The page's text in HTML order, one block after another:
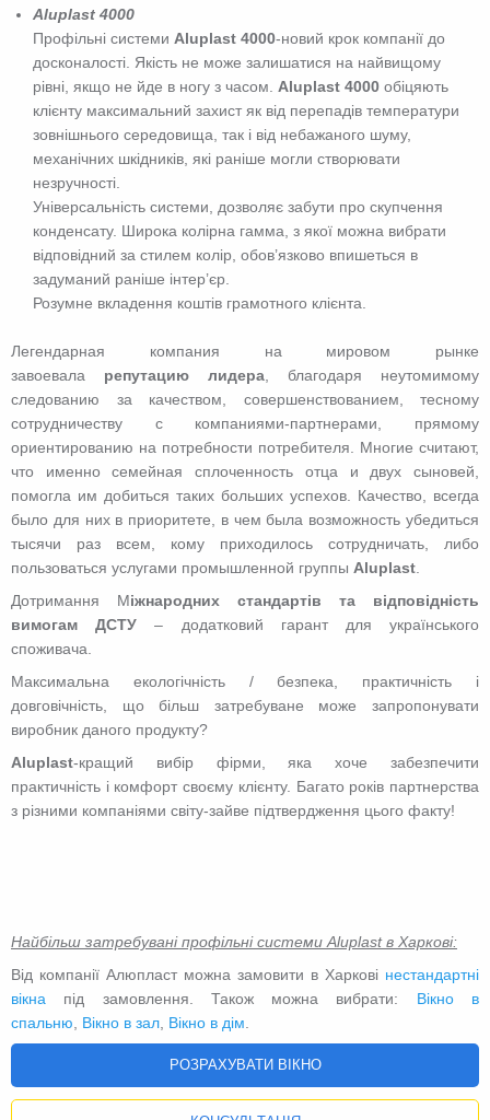
Aluplast 4000
Профільні системи Aluplast 4000-новий крок компанії до
досконалості. Якість не може залишатися на найвищому
рівні, якщо не йде в ногу з часом. Aluplast 4000 обіцяють
клієнту максимальний захист як від перепадів температури
зовнішнього середовища, так і від небажаного шуму,
механічних шкідників, які раніше могли створювати
незручності.
Універсальність системи, дозволяє забути про скупчення
конденсату. Широка колірна гамма, з якої можна вибрати
відповідний за стилем колір, обов’язково впишеться в
задуманий раніше інтер’єр.
Розумне вкладення коштів грамотного клієнта.
Легендарная компания на мировом рынке
завоевала репутацию лидера , благодаря неутомимому
следованию за качеством, совершенствованием, тесному
сотрудничеству с компаниями-партнерами, прямому
ориентированию на потребности потребителя. Многие считают,
что именно семейная сплоченность отца и двух сыновей,
помогла им добиться таких больших успехов. Качество, всегда
было для них в приоритете, в чем была возможность убедиться
тысячи раз всем, кому приходилось сотрудничать, либо
пользоваться услугами промышленной группы Аluplast
Дотримання Міжнародних стандартів та відповідність
вимогам ДСТУ – додатковий гарант для українського
споживача.
Максимальна екологічність / безпека, практичність і
довговічність, що більш затребуване може запропонувати
виробник даного продукту?
Аluplast-кращий вибір фірми, яка хоче забезпечити
практичність і комфорт своєму клієнту. Багато років партнерства
з різними компаніями світу-зайве підтвердження цього факту!
Найбільш затребувані профільні системи Aluplast в Харкові:
Від компанії Алюпласт можна замовити в Харкові нестандартні
вікна під замовлення. Також можна вибрати: Вікно в
спальню
Вікно в зал Вікно в дім
РОЗРАХУВАТИ ВІКНО